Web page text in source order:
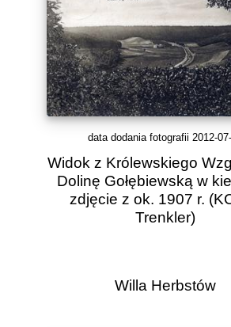
data dodania fotografii 2012-
Widok z Królewskiego
Dolinę Gołębiewską w
zdjęcie z ok. 1907 r.
Trenkler)
Willa Herbstów